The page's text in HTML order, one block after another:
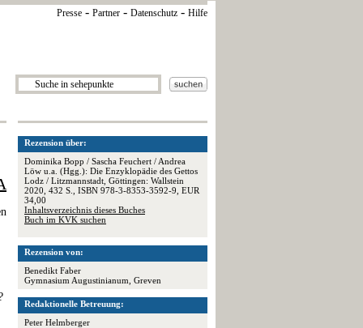
Presse - Partner - Datenschutz - Hilfe
Rezension über:
Dominika Bopp / Sascha Feuchert / Andrea
Löw u.a. (Hgg.): Die Enzyklopädie des Gettos
Lodz / Litzmannstadt, Göttingen: Wallstein
2020, 432 S., ISBN 978-3-8353-3592-9, EUR
34,00
Inhaltsverzeichnis dieses Buches
Buch im KVK suchen
Rezension von:
Benedikt Faber
Gymnasium Augustinianum, Greven
Redaktionelle Betreuung:
Peter Helmberger